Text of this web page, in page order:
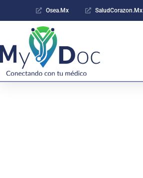
Osea.Mx SaludCorazon.Mx